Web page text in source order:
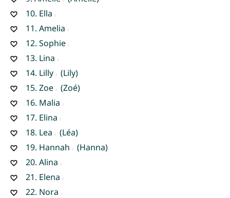
10. Ella
11. Amelia
12. Sophie
13. Lina
14. Lilly
(Lily)
15. Zoe
(Zoé)
16. Malia
17. Elina
18. Lea
(Léa)
19. Hannah
(Hanna)
20. Alina
21. Elena
22. Nora